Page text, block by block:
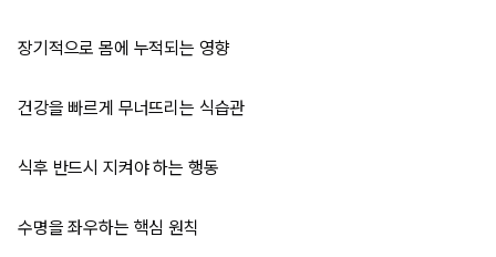
장기적으로 몸에 누적되는 영향
건강을 빠르게 무너뜨리는 식습관
식후 반드시 지켜야 하는 행동
수명을 좌우하는 핵심 원칙